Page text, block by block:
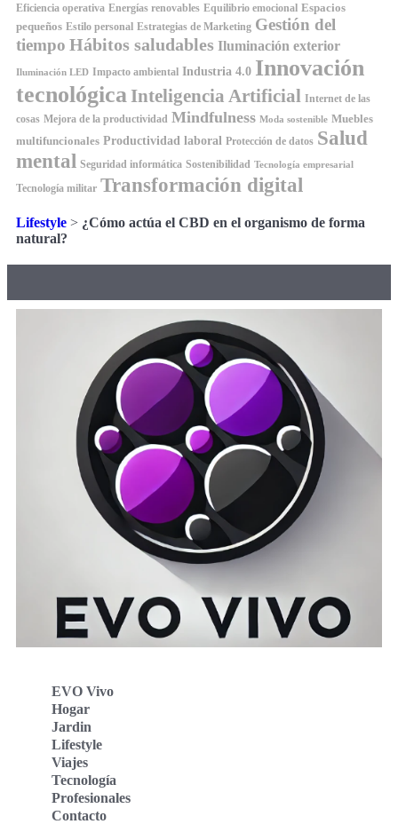
Eficiencia operativa Energías renovables Equilibrio emocional Espacios
pequeños Estilo personal Estrategias de Marketing Gestión del
tiempo Hábitos saludables Iluminación exterior
Iluminación LED Impacto ambiental Industria 4.0 Innovación
tecnológica Inteligencia Artificial Internet de las
cosas Mejora de la productividad Mindfulness Moda sostenible Muebles
multifuncionales Productividad laboral Protección de datos Salud
mental Seguridad informática Sostenibilidad Tecnología empresarial
Tecnología militar Transformación digital
Lifestyle > ¿Cómo actúa el CBD en el organismo de forma
natural?
EVO Vivo
Hogar
Jardin
Lifestyle
Viajes
Tecnología
Profesionales
Contacto